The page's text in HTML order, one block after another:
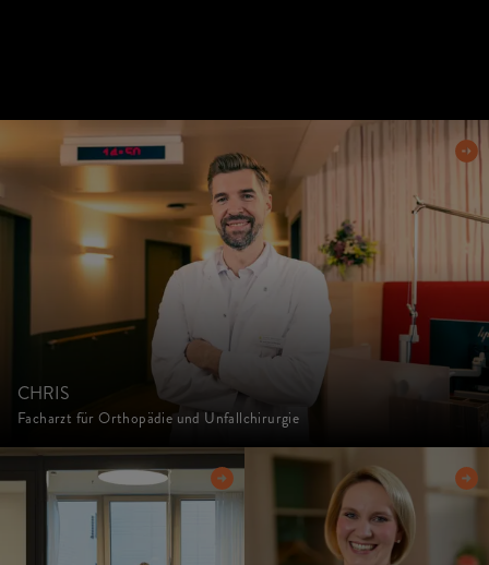
CHRIS
Facharzt für Orthopädie und Unfallchirurgie